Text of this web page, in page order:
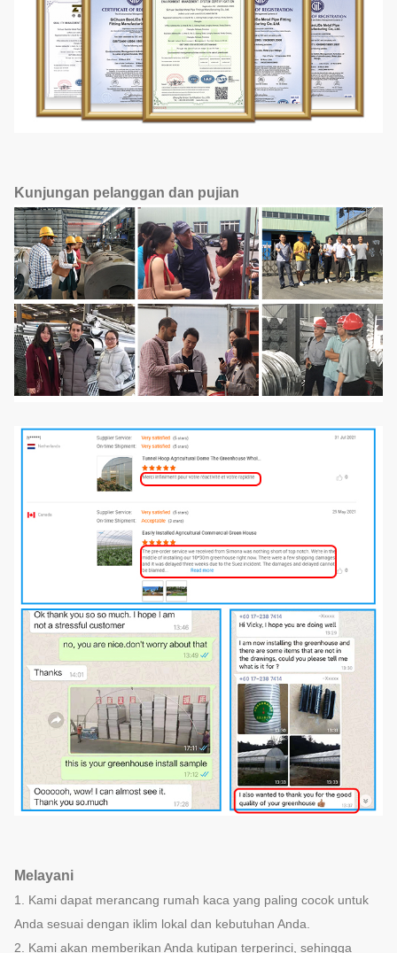
Kunjungan pelanggan dan pujian
Melayani
1. Kami dapat merancang rumah kaca yang paling cocok untuk
Anda sesuai dengan iklim lokal dan kebutuhan Anda.
2. Kami akan memberikan Anda kutipan terperinci, sehingga